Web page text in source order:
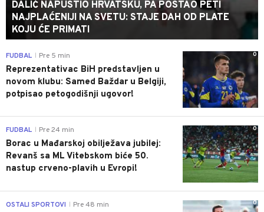
DALIĆ NAPUSTIO HRVATSKU, PA POSTAO PETI
NAJPLAĆENIJI NA SVETU: STAJE DAH OD PLATE
KOJU ĆE PRIMATI
0
FUDBAL Pre 5 min
Reprezentativac BiH predstavljen u
novom klubu: Samed Baždar u Belgiji,
potpisao petogodišnji ugovor!
0
FUDBAL Pre 24 min
Borac u Mađarskoj obilježava jubilej:
Revanš sa ML Vitebskom biće 50.
nastup crveno-plavih u Evropi!
0
OSTALI SPORTOVI Pre 48 min